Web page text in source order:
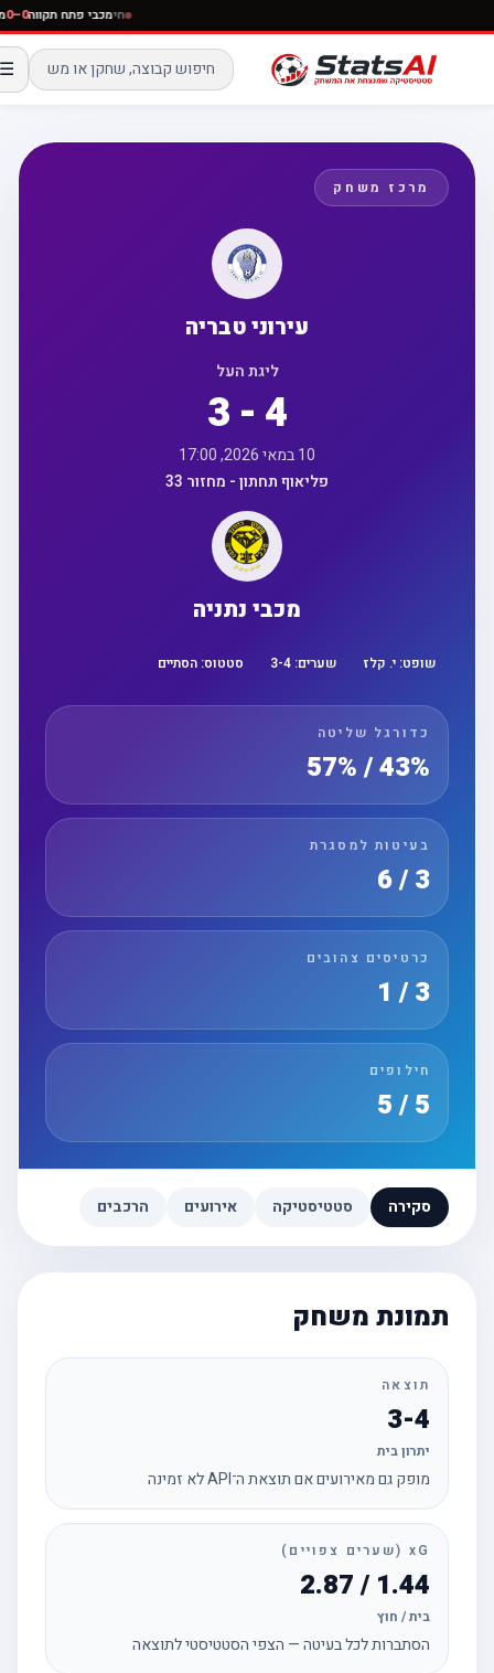
חימכבי פתח תקווה0–0
☰
מרכז משחק
עירוני טבריה
ליגת העל
3 - 4
10 במאי 2026, 17:00
פליאוף תחתון - מחזור 33
מכבי נתניה
שופט:י. קלז שערים: 3 -4 סטטוס:הסתיים
כדורגל שליטה
43% / 57%
בעיטות למסגרת
3 / 6
כרטיסים צהובים
3 / 1
חילופים
סקירה סטטיסטיקה אירועים הרכבים
תמונת משחק
תוצאה
3-4
יתרון בית
מופק גם מאירועים אם תוצאת ה־API לא זמינה
xG (שערים צפויים)
1.44 / 2.87
בית / חוץ
הסתברות לכל בעיטה — הצפי הסטטיסטי לתוצאה